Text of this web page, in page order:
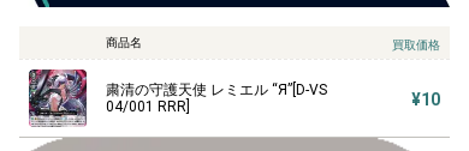
商品名 買取価格
粛清の守護天使 レミエル “Я”[D-VS
04/001 RRR]
¥10